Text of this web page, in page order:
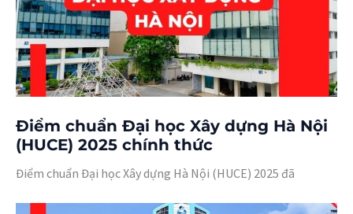
Điểm chuẩn Đại học Xây dựng Hà Nội
(HUCE) 2025 chính thức
Điểm chuẩn Đại học Xây dựng Hà Nội (HUCE) 2025 đã